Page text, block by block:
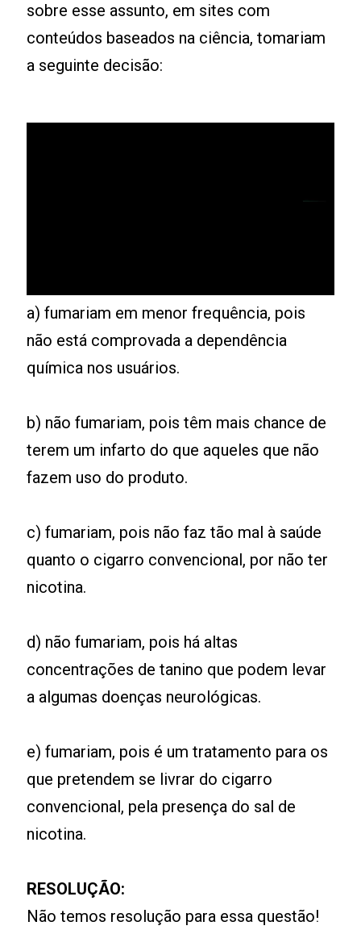
sobre esse assunto, em sites com
conteúdos baseados na ciência, tomariam
a seguinte decisão:
a) fumariam em menor frequência, pois
não está comprovada a dependência
química nos usuários.
b) não fumariam, pois têm mais chance de
terem um infarto do que aqueles que não
fazem uso do produto.
c) fumariam, pois não faz tão mal à saúde
quanto o cigarro convencional, por não ter
nicotina.
d) não fumariam, pois há altas
concentrações de tanino que podem levar
a algumas doenças neurológicas.
e) fumariam, pois é um tratamento para os
que pretendem se livrar do cigarro
convencional, pela presença do sal de
nicotina.
RESOLUÇÃO:
Não temos resolução para essa questão!